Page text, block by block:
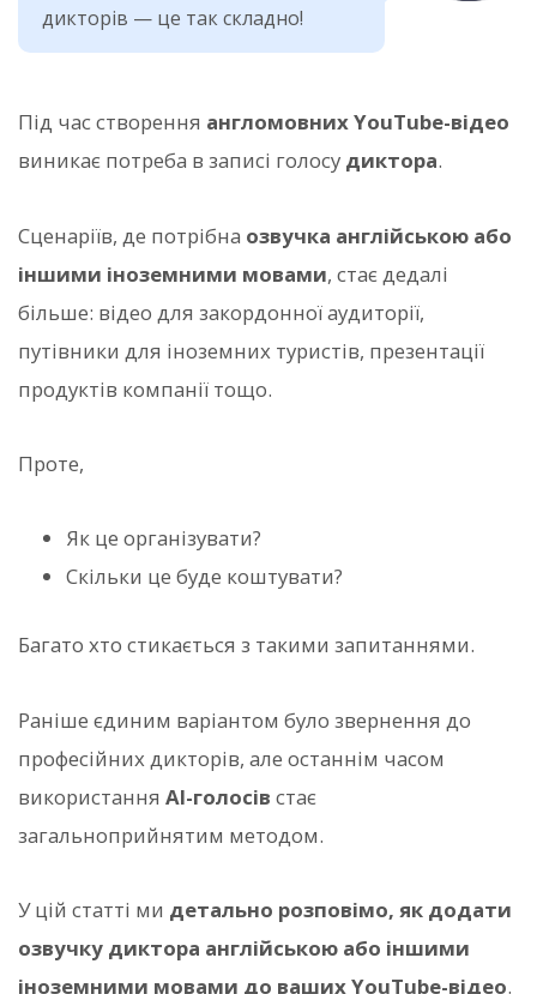
дикторів — це так складно!
Під час створення англомовних YouTube-відео
виникає потреба в записі голосу диктора.
Сценаріїв, де потрібна озвучка англійською або
іншими іноземними мовами, стає дедалі
більше: відео для закордонної аудиторії,
путівники для іноземних туристів, презентації
продуктів компанії тощо.
Проте,
Як це організувати?
Скільки це буде коштувати?
Багато хто стикається з такими запитаннями.
Раніше єдиним варіантом було звернення до
професійних дикторів, але останнім часом
використання AI-голосів стає
загальноприйнятим методом.
У цій статті ми детально розповімо, як додати
озвучку диктора англійською або іншими
іноземними мовами до ваших YouTube-відео.